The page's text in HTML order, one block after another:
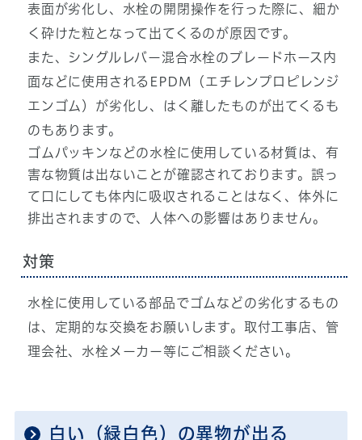
表面が劣化し、水栓の開閉操作を行った際に、細か
く砕けた粒となって出てくるのが原因です。
また、シングルレバー混合水栓のブレードホース内
面などに使用されるEPDM（エチレンプロピレンジ
エンゴム）が劣化し、はく離したものが出てくるも
のもあります。
ゴムパッキンなどの水栓に使用している材質は、有
害な物質は出ないことが確認されております。誤っ
て口にしても体内に吸収されることはなく、体外に
排出されますので、人体への影響はありません。
対策
水栓に使用している部品でゴムなどの劣化するもの
は、定期的な交換をお願いします。取付工事店、管
理会社、水栓メーカー等にご相談ください。
白い（緑白色）の異物が出る